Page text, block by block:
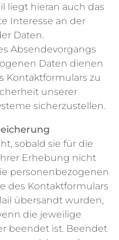
liegt hieran auch das
Interesse an der
Daten.
Absendevorgangs
Daten dienen
Kontaktformulars zu
unserer
sicherzustellen.
sobald sie für die
Erhebung nicht
personenbezogenen
des Kontaktformulars
übersandt wurden,
die jeweilige
beendet ist. Beendet